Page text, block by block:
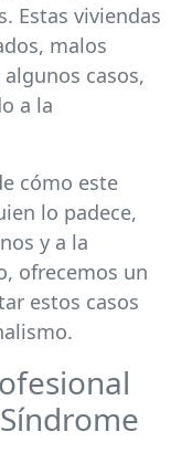
Estas viviendas
malos
casos,
a la
cómo este
lo padece,
y a la
ofrecemos un
estos casos